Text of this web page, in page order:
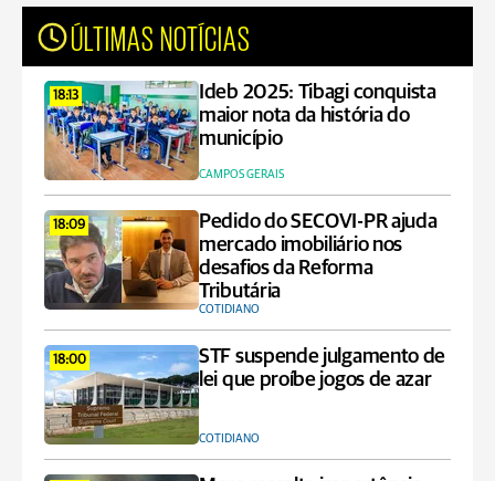
ÚLTIMAS NOTÍCIAS
18:13
Ideb 2025: Tibagi conquista
maior nota da história do
município
CAMPOS GERAIS
18:09
Pedido do SECOVI-PR ajuda
mercado imobiliário nos
desafios da Reforma
Tributária
COTIDIANO
18:00
STF suspende julgamento de
lei que proíbe jogos de azar
COTIDIANO